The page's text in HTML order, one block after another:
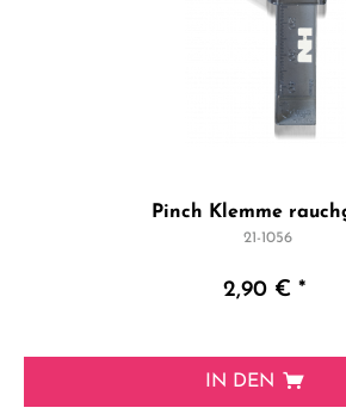
Pinch Klemme
21-1056
2,90 € *
IN DEN